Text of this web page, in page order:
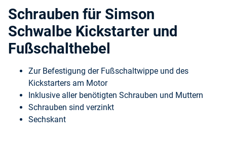
Schrauben für Simson
Schwalbe Kickstarter und
Fußschalthebel
Zur Befestigung der Fußschaltwippe und des
Kickstarters am Motor
Inklusive aller benötigten Schrauben und Muttern
Schrauben sind verzinkt
Sechskant